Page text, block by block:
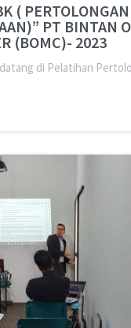
(
PT BINTAN
(BOMC)- 2023
di Pelatihan